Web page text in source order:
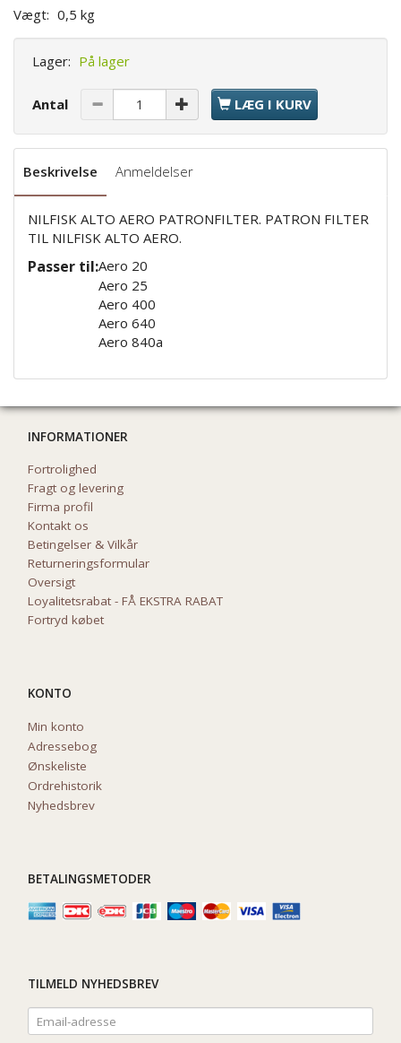
Vægt: 0,5 kg
Lager: På lager
Antal LÆG I KURV
Beskrivelse Anmeldelser
NILFISK ALTO AERO PATRONFILTER. PATRON FILTER
TIL NILFISK ALTO AERO.
Passer til:Aero 20
Aero 25
Aero 400
Aero 640
Aero 840a
INFORMATIONER
Fortrolighed
Fragt og levering
Firma profil
Kontakt os
Betingelser & Vilkår
Returneringsformular
Oversigt
Loyalitetsrabat - FÅ EKSTRA RABAT
Fortryd købet
KONTO
Min konto
Adressebog
Ønskeliste
Ordrehistorik
Nyhedsbrev
BETALINGSMETODER
TILMELD NYHEDSBREV
Email-
adresse